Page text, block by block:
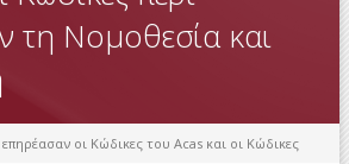
τη Νομοθεσία και
οι Κώδικες του Acas και οι Κώδικες